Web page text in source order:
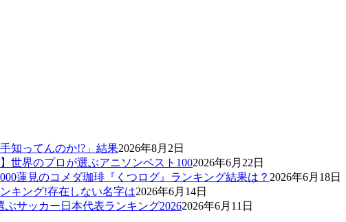
知ってんのか!?」結果2026年8月2日
世界のプロが選ぶアニソンベスト1002026年6月22日
蓮見のコメダ珈琲『くつログ』ランキング結果は？ 2026年6月18日
キング!存在しない名字は2026年6月14日
ぶサッカー日本代表ランキング20262026年6月11日